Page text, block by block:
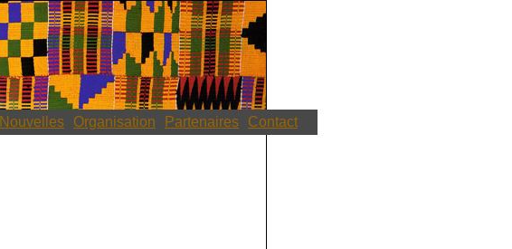
Nouvelles Organisation Partenaires Contact